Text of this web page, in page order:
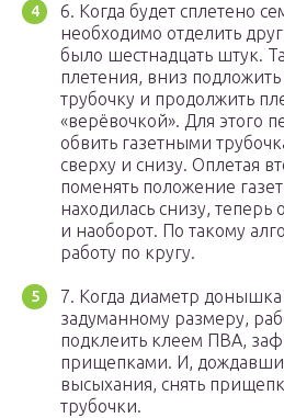
6. Когда будет сплетено
необходимо отделить
было шестнадцать штук.
плетения, вниз
трубочку и продолжить
«верёвочкой». Для этого
обвить газетными
сверху и снизу. Оплетая
поменять положение
находилась снизу, теперь
и наоборот. По такому
работу по кругу.
7. Когда диаметр донышка
задуманному размеру,
подклеить клеем ПВА,
прищепками. И,
высыхания, снять
трубочки.